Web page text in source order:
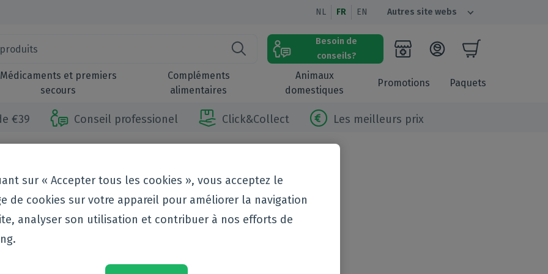
NL FR EN Autres site webs
Besoin de
conseils?
Médicaments et premiers
secours
Compléments
alimentaires
Animaux
domestiques
Promotions Paquets
€39 Conseil professionel Click&Collect Les meilleurs prix
et bien-être
vous aider sur la voie d'un corps sain qui vous permet de profiter
de la vie.
sur « Accepter tous les cookies », vous acceptez le
de cookies sur votre appareil pour améliorer la navigation
analyser son utilisation et contribuer à nos efforts de